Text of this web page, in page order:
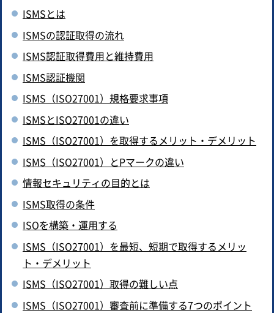
ISMSとは
ISMSの認証取得の流れ
ISMS認証取得費用と維持費用
ISMS認証機関
ISMS（ISO27001）規格要求事項
ISMSとISO27001の違い
ISMS（ISO27001）を取得するメリット・デメリット
ISMS（ISO27001）とPマークの違い
情報セキュリティの目的とは
ISMS取得の条件
ISOを構築・運用する
ISMS（ISO27001）を最短、短期で取得するメリッ
ト・デメリット
ISMS（ISO27001）取得の難しい点
ISMS（ISO27001）審査前に準備する7つのポイント